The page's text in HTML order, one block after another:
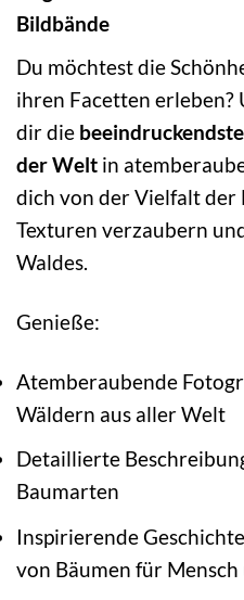
Bildbände
Du möchtest die
ihren Facetten erleben?
dir die
der Welt in
dich von der Vielfalt der
Texturen verzaubern
Waldes.
Genieße:
Atemberaubende
Wäldern aus aller Welt
Detaillierte
Baumarten
Inspirierende
von Bäumen für